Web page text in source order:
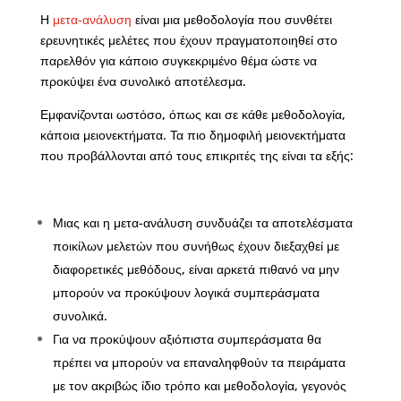
Η μετα-ανάλυση είναι μια μεθοδολογία που συνθέτει
ερευνητικές μελέτες που έχουν πραγματοποιηθεί στο
παρελθόν για κάποιο συγκεκριμένο θέμα ώστε να
προκύψει ένα συνολικό αποτέλεσμα.
Εμφανίζονται ωστόσο, όπως και σε κάθε μεθοδολογία,
κάποια μειονεκτήματα. Τα πιο δημοφιλή μειονεκτήματα
που προβάλλονται από τους επικριτές της είναι τα εξής:
Μιας και η μετα-ανάλυση συνδυάζει τα αποτελέσματα
ποικίλων μελετών που συνήθως έχουν διεξαχθεί με
διαφορετικές μεθόδους, είναι αρκετά πιθανό να μην
μπορούν να προκύψουν λογικά συμπεράσματα
συνολικά.
Για να προκύψουν αξιόπιστα συμπεράσματα θα
πρέπει να μπορούν να επαναληφθούν τα πειράματα
με τον ακριβώς ίδιο τρόπο και μεθοδολογία, γεγονός